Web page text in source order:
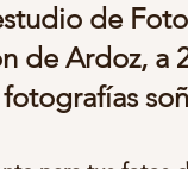
estudio
de
de Ardoz,